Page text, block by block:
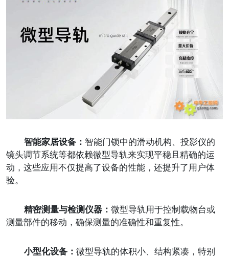
智能家居设备： 智能门锁中的滑动机构、投影仪的
镜头调节系统等都依赖微型导轨来实现平稳且精确的运
动，这些应用不仅提高了设备的性能，还提升了用户体
验。
精密测量与检测仪器： 微型导轨用于控制载物台或
测量部件的移动，确保测量的准确性和重复性。
小型化设备： 微型导轨的体积小、结构紧凑，特别